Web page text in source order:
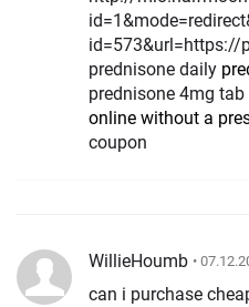
id=573&url=https://
prednisone daily
prednisone 4mg tab
online without a
coupon
WillieHoumb •
can i purchase